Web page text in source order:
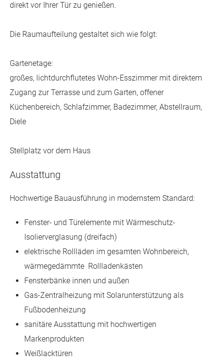
direkt vor Ihrer Tür zu genießen.
Die Raumaufteilung gestaltet sich wie folgt:
Gartenetage:
großes, lichtdurchflutetes Wohn-Esszimmer mit direktem
Zugang zur Terrasse und zum Garten, offener
Küchenbereich, Schlafzimmer, Badezimmer, Abstellraum,
Diele
Stellplatz vor dem Haus
Ausstattung
Hochwertige Bauausführung in modernstem Standard:
Fenster- und Türelemente mit Wärmeschutz-
Isolierverglasung (dreifach)
elektrische Rollläden im gesamten Wohnbereich,
wärmegedämmte Rollladenkästen
Fensterbänke innen und außen
Gas-Zentralheizung mit Solarunterstützung als
Fußbodenheizung
sanitäre Ausstattung mit hochwertigen
Markenprodukten
Weißlacktüren